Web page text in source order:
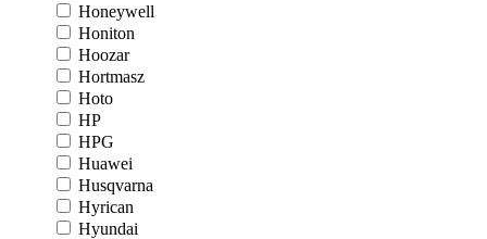
Honeywell
Honiton
Hoozar
Hortmasz
Hoto
HP
HPG
Huawei
Husqvarna
Hyrican
Hyundai